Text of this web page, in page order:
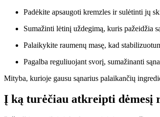
Padėkite apsaugoti kremzles ir sulėtinti jų
Sumažinti lėtinį uždegimą, kuris pažeidžia
Palaikykite raumenų masę, kad
Pagalba reguliuojant svorį, sumažinanti
Mityba, kurioje gausu sąnarius palaikančių
Į ką turėčiau atkreipti dėmesį